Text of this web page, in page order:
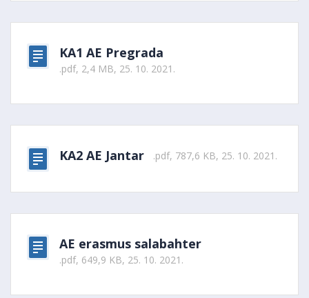
KA1 AE Pregrada
.pdf, 2,4 MB, 25. 10. 2021.
KA2 AE Jantar .pdf, 787,6 KB, 25. 10. 2021.
AE erasmus salabahter
.pdf, 649,9 KB, 25. 10. 2021.